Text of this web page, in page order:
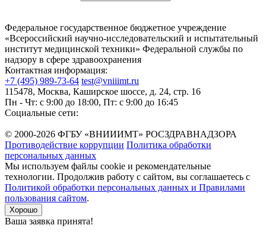
Федеральное государственное бюджетное учреждение
«Всероссийский научно-исследовательский и испытательный
институт медицинской техники» Федеральной службы по
надзору в сфере здравоохранения
Контактная информация:
+7 (495) 989-73-64 test@vniiimt.ru
115478, Москва, Каширское шоссе, д. 24, стр. 16
Пн - Чт: с 9:00 до 18:00, Пт: с 9:00 до 16:45
Социальные сети:
© 2000-2026 ФГБУ «ВНИИИМТ» РОСЗДРАВНАДЗОРА
Противодействие коррупции Политика обработки
персональных данных
Мы используем файлы cookie и рекомендательные
технологии. Продолжив работу с сайтом, вы соглашаетесь с
Политикой обработки персональных данных и Правилами
пользования сайтом.
Хорошо
Ваша заявка принята!